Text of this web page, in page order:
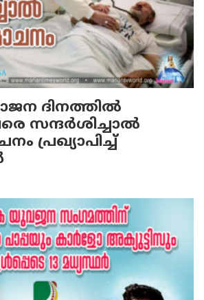
ദിനത്തിൽ
സന്ദർശിച്ചാൽ
പ്രഖ്യാപിച്ച്